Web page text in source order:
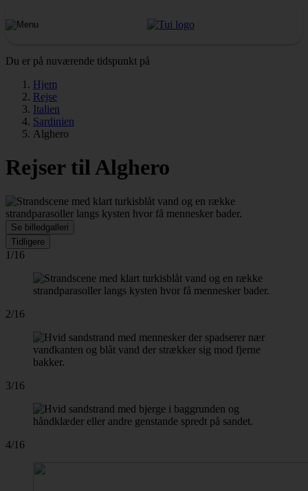
Du er på nuværende tidspunkt på
Hjem
Rejse
Italien
Sardinien
Alghero
Rejser til Alghero
Se billedgalleri
Tidligere
1/16
2/16
3/16
4/16